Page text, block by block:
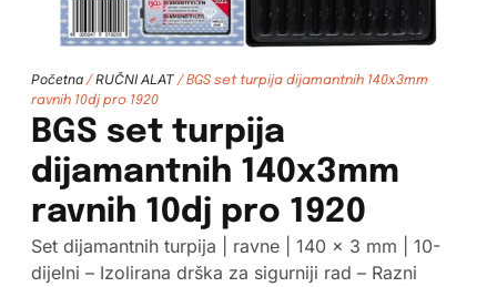
Početna/ RUČNI ALAT/ BGS set turpija dijamantnih 140x3mm
ravnih 10dj pro 1920
BGS set turpija
dijamantnih 140x3mm
ravnih 10dj pro 1920
Set dijamantnih turpija | ravne | 140 x 3 mm | 10-
dijelni – Izolirana drška za sigurniji rad – Razni